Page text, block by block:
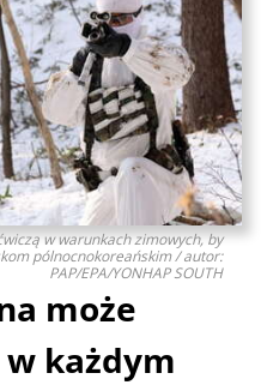
w warunkach zimowych, by
pólnocnokoreańskim / autor:
PAP/EPA/YONHAP SOUTH
może
każdym